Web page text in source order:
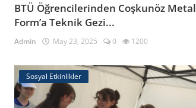
BTÜ Öğrencilerinden Coşkunöz Metal
Form’a Teknik Gezi...
Admin May 23, 2025 0 1200
Sosyal Etkinlikler